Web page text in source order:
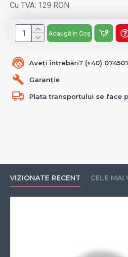
Aveți întrebări? (+40)
Garanție
Plata transportului se face
Cu TVA: 129 RON
Adaugă în Coș
VIZIONATE RECENT CELE MAI